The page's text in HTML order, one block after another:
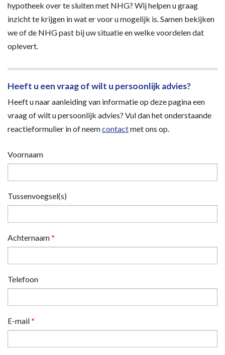
hypotheek over te sluiten met NHG? Wij helpen u graag
inzicht te krijgen in wat er voor u mogelijk is. Samen bekijken
we of de NHG past bij uw situatie en welke voordelen dat
oplevert.
Heeft u een vraag of wilt u persoonlijk advies?
Heeft u naar aanleiding van informatie op deze pagina een
vraag of wilt u persoonlijk advies? Vul dan het onderstaande
reactieformulier in of neemcontactmet ons op.
Voornaam
Tussenvoegsel(s)
Achternaam *
Telefoon
E-mail *